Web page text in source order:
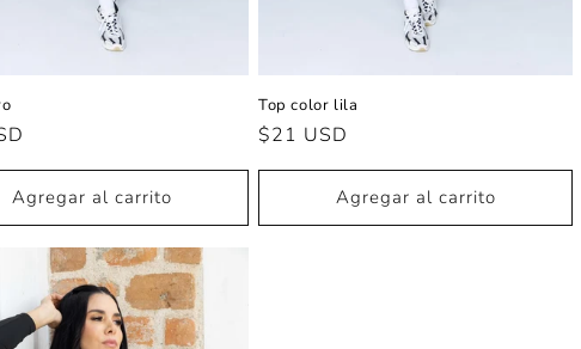
Agregar al carrito
Top color lila
Precio
habitual
$21 USD
Agregar al carrito